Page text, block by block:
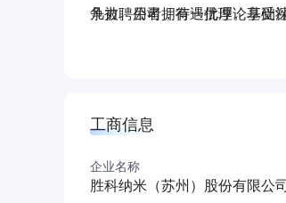
争力。公司拥有一批理论基础
更可以为相关生产流程提供
凡被聘用者，待遇优厚。享受
工商信息
企业名称
胜科纳米（苏州）股份有限公